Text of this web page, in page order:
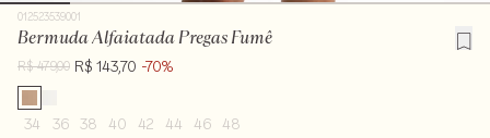
012523539001
Bermuda Alfaiatada Pregas Fumê
R$ 479,00 R$ 143,70 -70%
34 36 38 40 42 44 46 48